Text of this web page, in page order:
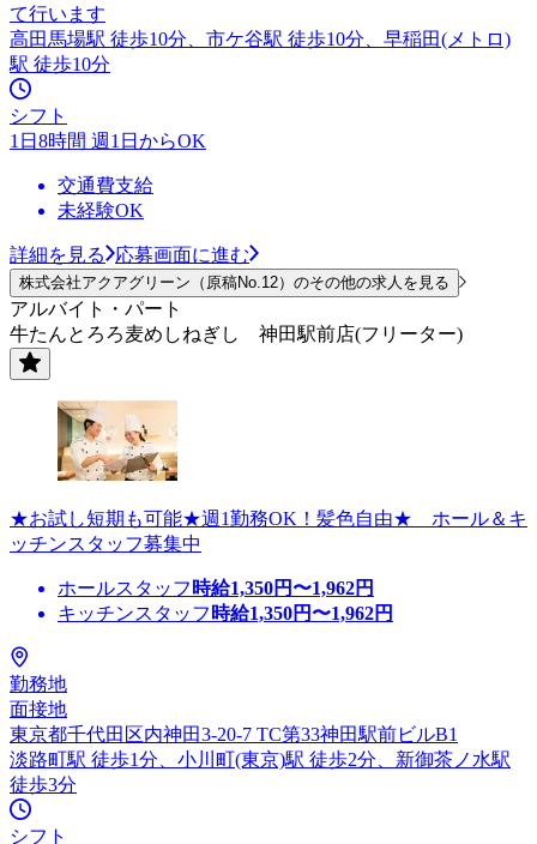
て行います
高田馬場駅 徒歩10分、市ケ谷駅 徒歩10分、早稲田(メトロ)
駅 徒歩10分
シフト
1日8時間 週1日からOK
交通費支給
未経験OK
詳細を見る 応募画面に進む
株式会社アクアグリーン（原稿No.12）のその他の求人を見る
アルバイト・パート
牛たんとろろ麦めしねぎし 神田駅前店(フリーター)
★お試し短期も可能★週1勤務OK！髪色自由★ ホール＆キ
ッチンスタッフ募集中
ホールスタッフ 時給1,350円〜1,962円
キッチンスタッフ 時給1,350円〜1,962円
勤務地
面接地
東京都千代田区内神田3-20-7 TC第33神田駅前ビルB1
淡路町駅 徒歩1分、小川町(東京)駅 徒歩2分、新御茶ノ水駅
徒歩3分
シフト